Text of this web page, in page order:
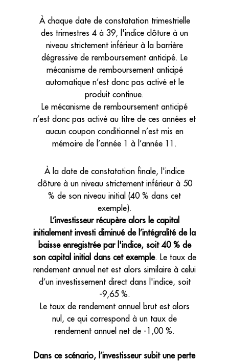
À chaque date de constatation trimestrielle
des trimestres 4 à 39, l'indice clôture à un
niveau strictement inférieur à la barrière
dégressive de remboursement anticipé. Le
mécanisme de remboursement anticipé
automatique n’est donc pas activé et le
produit continue.
Le mécanisme de remboursement anticipé
n’est donc pas activé au titre de ces années et
aucun coupon conditionnel n’est mis en
mémoire de l’année 1 à l’année 11.
À la date de constatation finale, l'indice
clôture à un niveau strictement inférieur à 50
% de son niveau initial (40 % dans cet
exemple).
L’investisseur récupère alors le capital
initialement investi diminué de l’intégralité de la
baisse enregistrée par l'indice, soit 40 % de
son capital initial dans cet exemple. Le taux de
rendement annuel net est alors similaire à celui
d’un investissement direct dans l'indice, soit
-9,65 %.
Le taux de rendement annuel brut est alors
nul, ce qui correspond à un taux de
rendement annuel net de -1,00 %.
Dans ce scénario, l’investisseur subit une perte